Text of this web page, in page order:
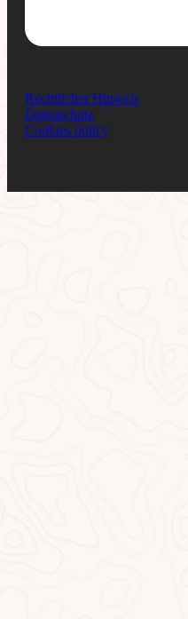
Rechtlicher Hinweis
Datenschutz
Cookies policy